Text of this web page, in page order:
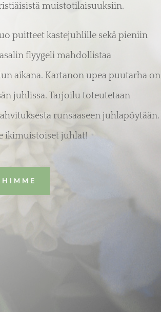
muistotilaisuuksiin.
puitteet kastejuhlille sekä pieniin
flyygeli mahdollistaa
aikana. Kartanon upea puutarha on
juhlissa. Tarjoilu toteutetaan
runsaaseen juhlapöytään.
ikimuistoiset juhlat!